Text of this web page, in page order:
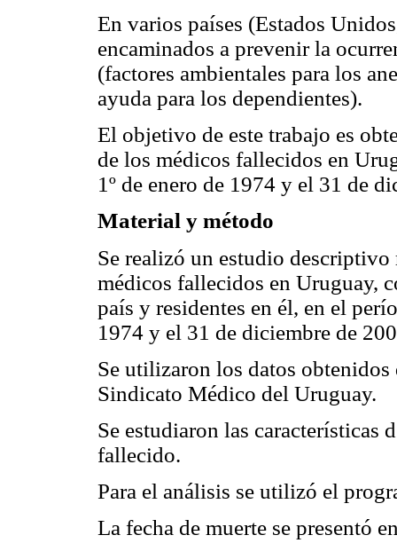
En varios países (Estados
encaminados a prevenir la
(factores ambientales para los
ayuda para los dependientes).
El objetivo de este trabajo es
de los médicos fallecidos en
1º de enero de 1974 y el 31 de
Material y método
Se realizó un estudio
médicos fallecidos en Uruguay,
país y residentes en él, en el
1974 y el 31 de diciembre de
Se utilizaron los datos
Sindicato Médico del Uruguay.
Se estudiaron las características
fallecido.
Para el análisis se utilizó el
La fecha de muerte se presentó